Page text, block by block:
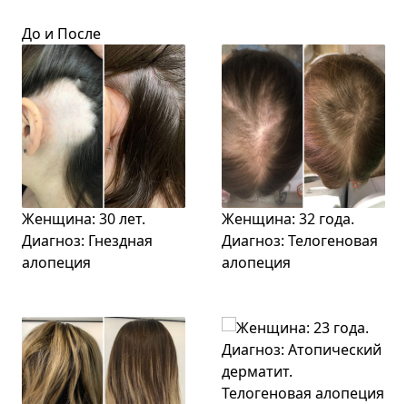
До и После
Женщина: 30 лет.
Диагноз: Гнездная
алопеция
Женщина: 32 года.
Диагноз: Телогеновая
алопеция